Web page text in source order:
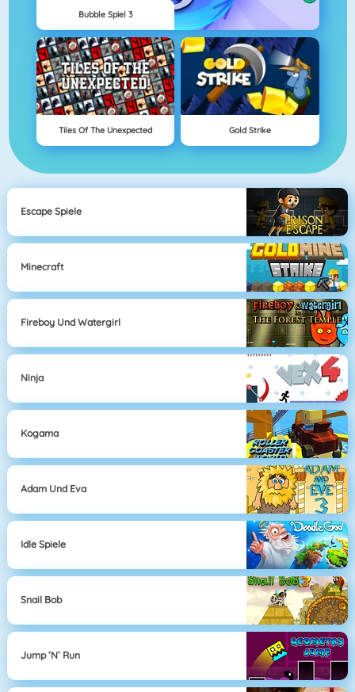
Bubble Spiel 3
Tiles Of The Unexpected Gold Strike
Escape Spiele
Minecraft
Fireboy Und Watergirl
Ninja
Kogama
Adam Und Eva
Idle Spiele
Snail Bob
Jump ’n’ Run